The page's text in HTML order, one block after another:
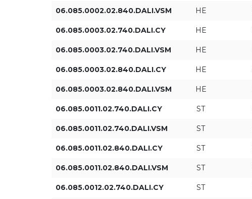
06.085.0002.02.840.DALI.VSM HE
06.085.0003.02.740.DALI.CY HE
06.085.0003.02.740.DALI.VSM HE
06.085.0003.02.840.DALI.CY HE
06.085.0003.02.840.DALI.VSM HE
06.085.0011.02.740.DALI.CY ST
06.085.0011.02.740.DALI.VSM ST
06.085.0011.02.840.DALI.CY ST
06.085.0011.02.840.DALI.VSM ST
06.085.0012.02.740.DALI.CY ST